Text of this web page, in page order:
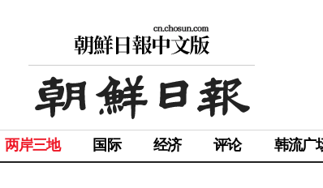
两岸三地 国际 经济 评论 韩流广